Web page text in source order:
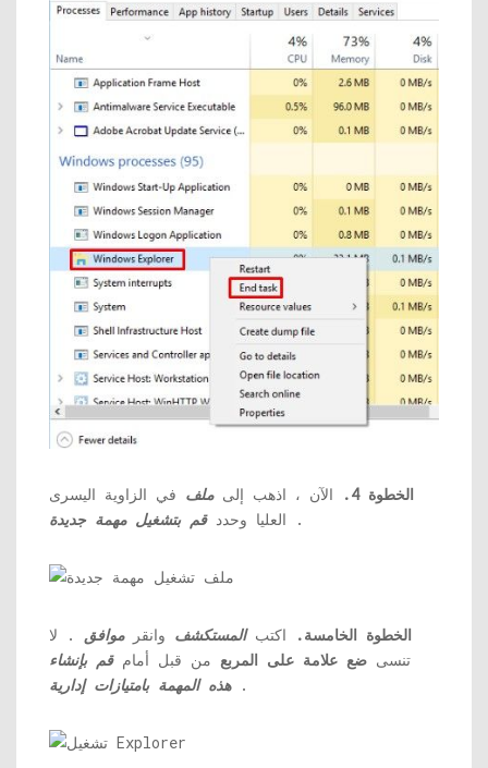
الخطوة 4. الآن ، اذهب إلىملف في الزاوية اليسرى
العليا وحددقم بتشغيل مهمة جديدة .
الخطوة الخامسة. اكتبالمستكشف وانقرموافق . لا
تنسى ضع علامة على المربع من قبل أمامقم بإنشاء
هذه المهمة بامتيازات إدارية .